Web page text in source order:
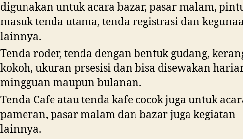
digunakan untuk acara bazar, pasar malam,
masuk tenda utama, tenda registrasi dan
lainnya.
Tenda roder, tenda dengan bentuk gudang,
kokoh, ukuran prsesisi dan bisa disewakan
mingguan maupun bulanan.
Tenda Cafe atau tenda kafe cocok juga untuk
pameran, pasar malam dan bazar juga kegiatan
lainnya.